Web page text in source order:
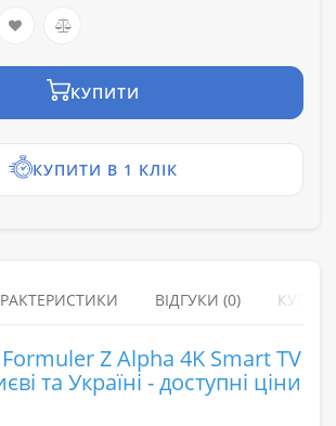
КУПИТИ
КУПИТИ В 1 КЛІК
ВІДГУКИ (0)
Z Alpha 4K Smart TV
та Україні - доступні ціни